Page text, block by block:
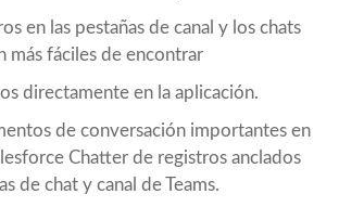
en las pestañas de canal y los chats
más fáciles de encontrar
directamente en la aplicación.
de conversación importantes en
Chatter de registros anclados
de chat y canal de Teams.